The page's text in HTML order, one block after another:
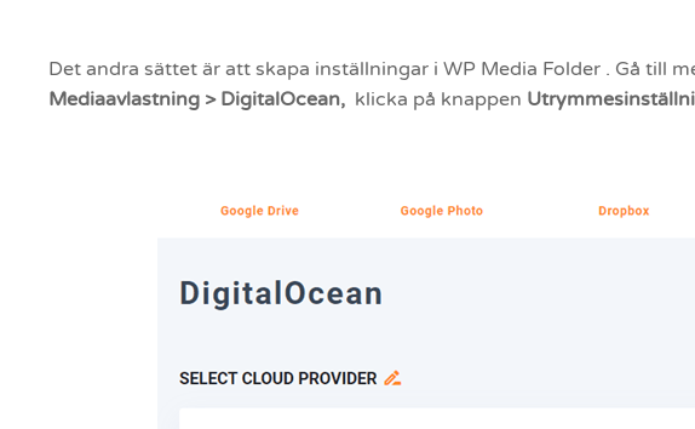
Det andra sättet är att skapa inställningar i WP Media Folder . Gå till
Mediaavlastning > DigitalOcean, klicka på knappen